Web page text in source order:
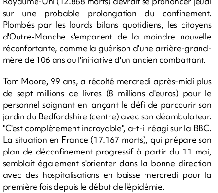
sur une probable prolongation du confinement.
Plombés par les lourds bilans quotidiens, les citoyens
d'Outre-Manche s'emparent de la moindre nouvelle
réconfortante, comme la guérison d'une arrière-grand-
mère de 106 ans ou l'initiative d'un ancien combattant.
Tom Moore, 99 ans, a récolté mercredi après-midi plus
de sept millions de livres (8 millions d'euros) pour le
personnel soignant en lançant le défi de parcourir son
jardin du Bedfordshire (centre) avec son déambulateur.
"C'est complètement incroyable", a-t-il réagi sur la BBC.
La situation en France (17.167 morts), qui prépare son
plan de déconfinement progressif à partir du 11 mai,
semblait également s'orienter dans la bonne direction
avec des hospitalisations en baisse mercredi pour la
première fois depuis le début de l'épidémie.